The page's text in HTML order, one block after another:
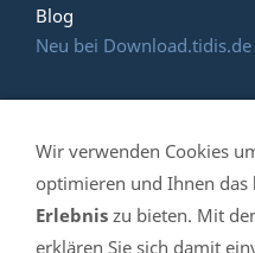
Blog
Neu bei Download.tidis.de
Wir verwenden Cookies
optimieren und Ihnen das
Erlebnis zu bieten. Mit
erklären Sie sich damit